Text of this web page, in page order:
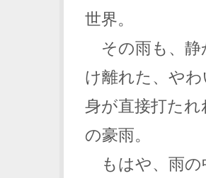
世界。
その雨も、静
け離れた、や
身が直接打た
の豪雨。
もはや、雨の